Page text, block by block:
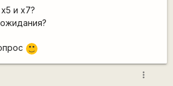
и х7?
:)
more_vert